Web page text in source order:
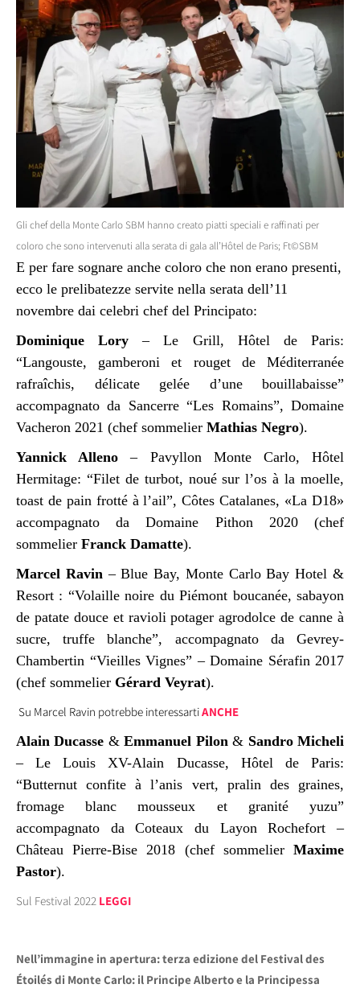
Gli chef della Monte Carlo SBM hanno creato piatti speciali e raffinati per
coloro che sono intervenuti alla serata di gala all’Hôtel de Paris; Ft©SBM
E per fare sognare anche coloro che non erano presenti,
ecco le prelibatezze servite nella serata dell’11
novembre dai celebri chef del Principato:
Dominique Lory – Le Grill, Hôtel de Paris:
“Langouste, gamberoni et rouget de Méditerranée
rafraîchis, délicate gelée d’une bouillabaisse”
accompagnato da Sancerre “Les Romains”, Domaine
Vacheron 2021 (chef sommelier Mathias Negro).
Yannick Alleno – Pavyllon Monte Carlo, Hôtel
Hermitage: “Filet de turbot, noué sur l’os à la moelle,
toast de pain frotté à l’ail”, Côtes Catalanes, «La D18»
accompagnato da Domaine Pithon 2020 (chef
sommelier Franck Damatte).
Marcel Ravin – Blue Bay, Monte Carlo Bay Hotel &
Resort : “Volaille noire du Piémont boucanée, sabayon
de patate douce et ravioli potager agrodolce de canne à
sucre, truffe blanche”, accompagnato da Gevrey-
Chambertin “Vieilles Vignes” – Domaine Sérafin 2017
(chef sommelier Gérard Veyrat).
Su Marcel Ravin potrebbe interessartiANCHE
Alain Ducasse & Emmanuel Pilon& Sandro Micheli
– Le Louis XV-Alain Ducasse, Hôtel de Paris:
“Butternut confite à l’anis vert, pralin des graines,
fromage blanc mousseux et granité yuzu”
accompagnato da Coteaux du Layon Rochefort –
Château Pierre-Bise 2018 (chef sommelier Maxime
Pastor).
Sul Festival 2022 LEGGI
Nell’immagine in apertura: terza edizione del Festival des
Étoilés di Monte Carlo: il Principe Alberto e la Principessa